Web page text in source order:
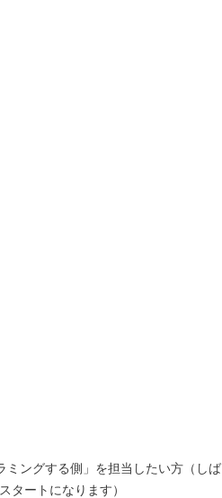
ングする側」を担当したい方（しば
タートになります）